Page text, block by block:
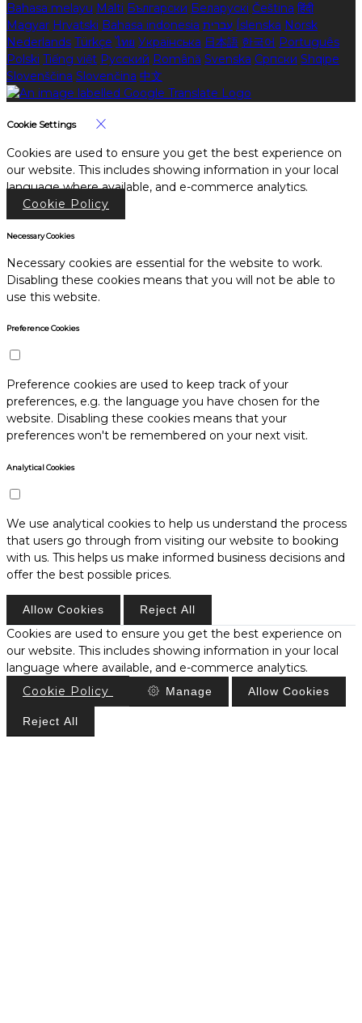
Bahasa melayu Malti Български Беларускі Čeština हिंदी
Magyar Hrvatski Bahasa indonesia עברית Íslenska Norsk
Nederlands Türkçe ไทย Українська 日本語 한국어 Português
Polski Tiếng việt Русский Română Svenska Српски Shqipe
Slovenščina Slovenčina 中文
Cookie Settings
Cookies are used to ensure you get the best experience on
our website. This includes showing information in your local
language where available, and e-commerce analytics.
Cookie Policy
Necessary Cookies
Necessary cookies are essential for the website to work.
Disabling these cookies means that you will not be able to
use this website.
Preference Cookies
Preference cookies are used to keep track of your
preferences, e.g. the language you have chosen for the
website. Disabling these cookies means that your
preferences won't be remembered on your next visit.
Analytical Cookies
We use analytical cookies to help us understand the process
that users go through from visiting our website to booking
with us. This helps us make informed business decisions and
offer the best possible prices.
Allow Cookies Reject All
Cookies are used to ensure you get the best experience on
our website. This includes showing information in your local
language where available, and e-commerce analytics.
Cookie Policy
Manage Allow Cookies
Reject All